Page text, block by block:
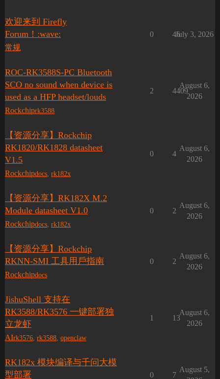
欢迎来到 Firefly
Forum！:wave:
常规
0 46
July 3, 2026
ROC-RK3588S-PC Bluetooth
SCO no sound when device is
used as a HFP headset/louds
Rockchiprk3588
2 4409
August 6,
2026
【资源分享】Rockchip
RK1820/RK1828 datasheet
V1.5
Rockchipdocs rk182x
0 4
August 6,
2026
【资源分享】RK182X M.2
Module datasheet V1.0
Rockchipdocs rk182x
0 2
August 6,
2026
【资源分享】Rockchip
RKNN-SMI ⼯具⽤⼾指南
Rockchipdocs
0 2
August 6,
2026
JishuShell 支持在
RK3588/RK3576 一键部署独
立龙虾
AIrk3576 rk3588 openclaw
1 13
August 6,
2026
RK182x 模块编译与千问大模
型部署
0 7
August 5,